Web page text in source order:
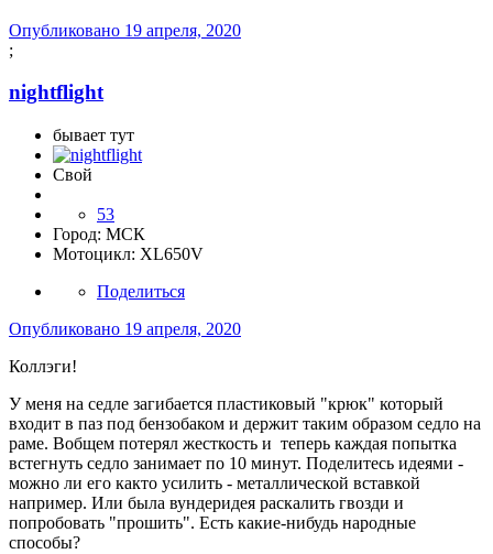
Опубликовано 19 апреля, 2020
;
nightflight
бывает тут
Свой
53
Город: МСК
Мотоцикл: XL650V
Поделиться
Опубликовано 19 апреля, 2020
Коллэги!
У меня на седле загибается пластиковый "крюк" который
входит в паз под бензобаком и держит таким образом седло на
раме. Вобщем потерял жесткость и теперь каждая попытка
встегнуть седло занимает по 10 минут. Поделитесь идеями -
можно ли его както усилить - металлической вставкой
например. Или была вундеридея раскалить гвозди и
попробовать "прошить". Есть какие-нибудь народные
способы?